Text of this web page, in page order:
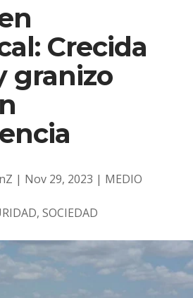
Crecida
granizo
| Nov 29, 2023 | MEDIO
, SOCIEDAD